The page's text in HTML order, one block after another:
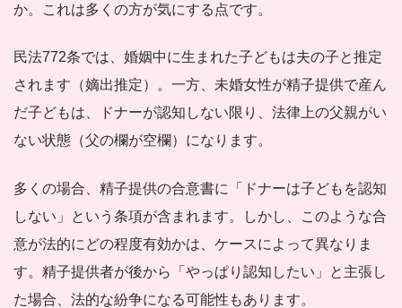
か。これは多くの方が気にする点です。
民法772条では、婚姻中に生まれた子どもは夫の子と推定
されます（嫡出推定）。一方、未婚女性が精子提供で産ん
だ子どもは、ドナーが認知しない限り、法律上の父親がい
ない状態（父の欄が空欄）になります。
多くの場合、精子提供の合意書に「ドナーは子どもを認知
しない」という条項が含まれます。しかし、このような合
意が法的にどの程度有効かは、ケースによって異なりま
す。精子提供者が後から「やっぱり認知したい」と主張し
た場合、法的な紛争になる可能性もあります。